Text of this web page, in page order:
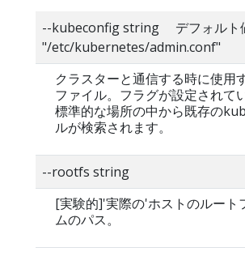
--kubeconfig string デフォルト
"/etc/kubernetes/admin.conf"
クラスターと通信する時に使
ファイル。フラグが設定されて
標準的な場所の中から既存の
ルが検索されます。
--rootfs string
[実験的]'実際の'ホストのルート
ムのパス。